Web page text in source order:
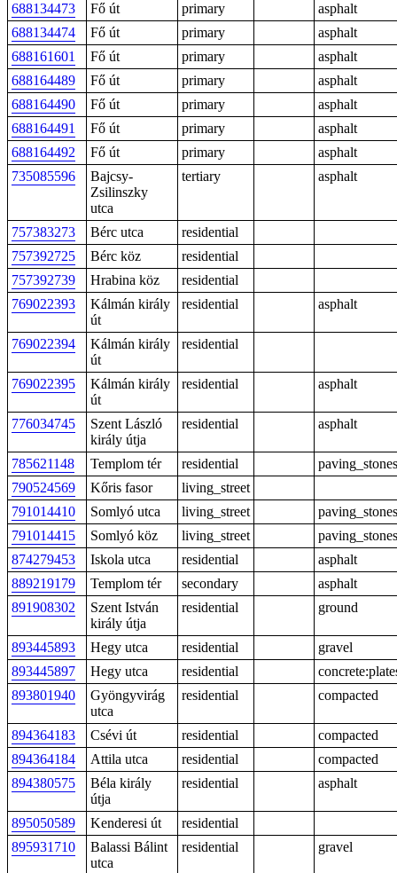
688134473
Fő út primary
asphalt
688134474
Fő út primary
asphalt
688161601
Fő út primary
asphalt
688164489
Fő út primary
asphalt
688164490
Fő út primary
asphalt
688164491
Fő út primary
asphalt
688164492
Fő út primary
asphalt
735085596
Bajcsy-
Zsilinszky
utca
tertiary asphalt
757383273 Bérc utca
residential
757392725
Bérc köz
residential
757392739
Hrabina köz
residential
769022393
Kálmán király
út
residential asphalt
769022394
Kálmán király
út
residential
769022395
Kálmán király
út
residential asphalt
776034745
Szent László
király útja
residential asphalt
785621148 Templom tér residential
paving_stones
790524569
Kőris fasor
living_street
791014410
Somlyó utca living_street
paving_stones
791014415
Somlyó köz living_street
paving_stones
874279453
Iskola utca residential
asphalt
889219179
Templom tér secondary
asphalt
891908302
Szent István
király útja
residential ground
893445893 Hegy utca residential
gravel
893445897
Hegy utca residential
893801940
Gyöngyvirág
utca
residential compacted
894364183 Csévi út residential
compacted
894364184
Attila utca residential
compacted
894380575
Béla király
útja
residential asphalt
895050589 Kenderesi út
residential
895931710
Balassi Bálint
utca
residential gravel